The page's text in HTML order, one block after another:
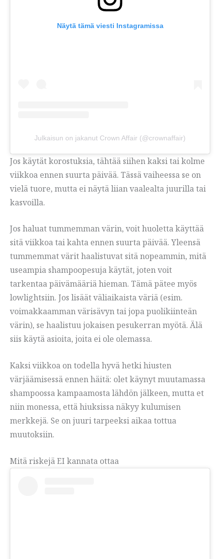
Näytä tämä viesti Instagramissa
Julkaisun on jakanut Crown Affair (@crownaffair)
Jos käytät korostuksia, tähtää siihen kaksi tai kolme
viikkoa ennen suurta päivää. Tässä vaiheessa se on
vielä tuore, mutta ei näytä liian vaalealta juurilla tai
kasvoilla.
Jos haluat tummemman värin, voit huoletta käyttää
sitä viikkoa tai kahta ennen suurta päivää. Yleensä
tummemmat värit haalistuvat sitä nopeammin, mitä
useampia shampoopesuja käytät, joten voit
tarkentaa päivämääriä hieman. Tämä pätee myös
lowlightsiin. Jos lisäät väliaikaista väriä (esim.
voimakkaamman värisävyn tai jopa puolikiinteän
värin), se haalistuu jokaisen pesukerran myötä. Älä
siis käytä asioita, joita ei ole olemassa.
Kaksi viikkoa on todella hyvä hetki hiusten
värjäämisessä ennen häitä: olet käynyt muutamassa
shampoossa kampaamosta lähdön jälkeen, mutta et
niin monessa, että hiuksissa näkyy kulumisen
merkkejä. Se on juuri tarpeeksi aikaa tottua
muutoksiin.
Mitä riskejä EI kannata ottaa